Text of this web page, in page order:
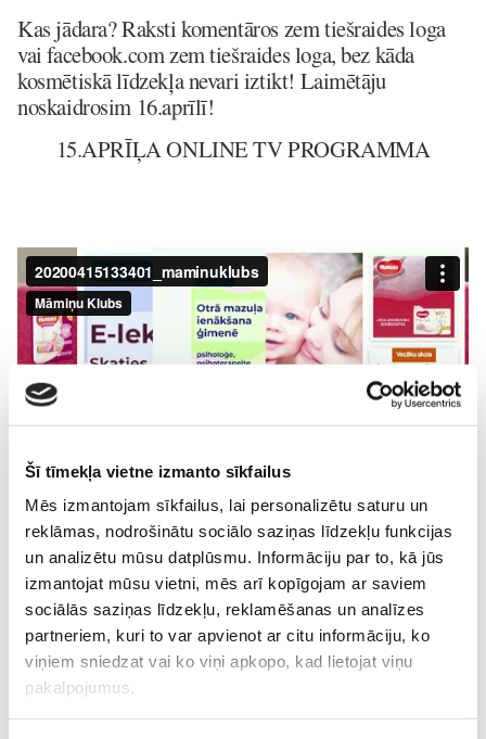
Šī tīmekļa vietne izmanto sīkfailus
Mēs izmantojam sīkfailus, lai personalizētu saturu un
reklāmas, nodrošinātu sociālo saziņas līdzekļu funkcijas
un analizētu mūsu datplūsmu. Informāciju par to, kā jūs
izmantojat mūsu vietni, mēs arī kopīgojam ar saviem
sociālās saziņas līdzekļu, reklamēšanas un analīzes
partneriem, kuri to var apvienot ar citu informāciju, ko
viņiem sniedzat vai ko viņi apkopo, kad lietojat viņu
pakalpojumus.
Kas jādara? Raksti komentāros zem tiešraides loga
vai facebook.com zem tiešraides loga, bez kāda
kosmētiskā līdzekļa nevari iztikt! Laimētāju
noskaidrosim 16.aprīlī!
15.APRĪĻA ONLINE TV PROGRAMMA
Jauno-Māmiņu-Klubs live Māmiņu-Online-TV